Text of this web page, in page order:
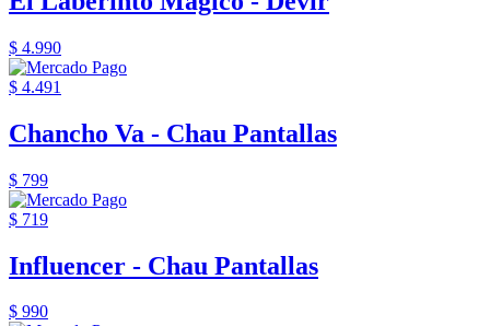
$ 4.990
$ 4.491
Chancho Va - Chau Pantallas
$ 799
$ 719
Influencer - Chau Pantallas
$ 990